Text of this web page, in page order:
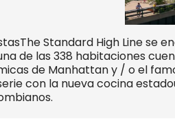
Standard High Line se
de las 338 habitaciones
de Manhattan y / o el
con la nueva cocina